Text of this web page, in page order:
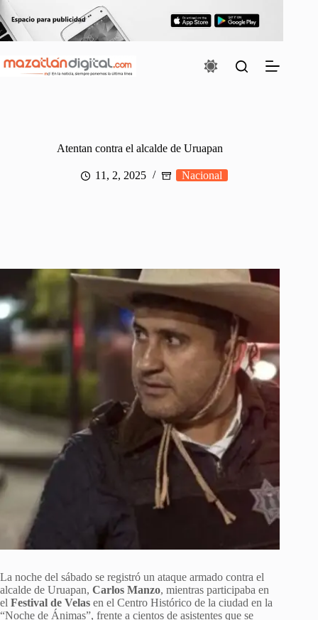
Saltar
al
contenido
Atentan contra el alcalde de Uruapan
11, 2, 2025 Nacional
La noche del sábado se registró un ataque armado contra el
alcalde de Uruapan, Carlos Manzo, mientras participaba en
el Festival de Velas en el Centro Histórico de la ciudad en la
“Noche de Ánimas”, frente a cientos de asistentes que se